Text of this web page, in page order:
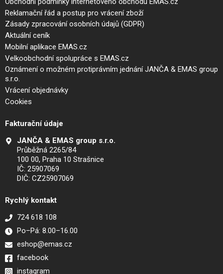
Reklamační řád a postup pro vrácení zboží
Zásady zpracování osobních údajů (GDPR)
Aktuální ceník
Mobilní aplikace EMAS.cz
Velkoobchodní spolupráce s EMAS.cz
Oznámení o možném protiprávním jednání JANČA & EMAS group
s.r.o.
Vrácení objednávky
Cookies
Fakturační údaje
JANČA & EMAS group s.r.o.
Průběžná 2265/84
100 00, Praha 10 Strašnice
IČ: 25907069
DIČ: CZ25907069
Rychlý kontakt
724 618 108
Po–Pá: 8.00–16.00
eshop@emas.cz
facebook
instagram